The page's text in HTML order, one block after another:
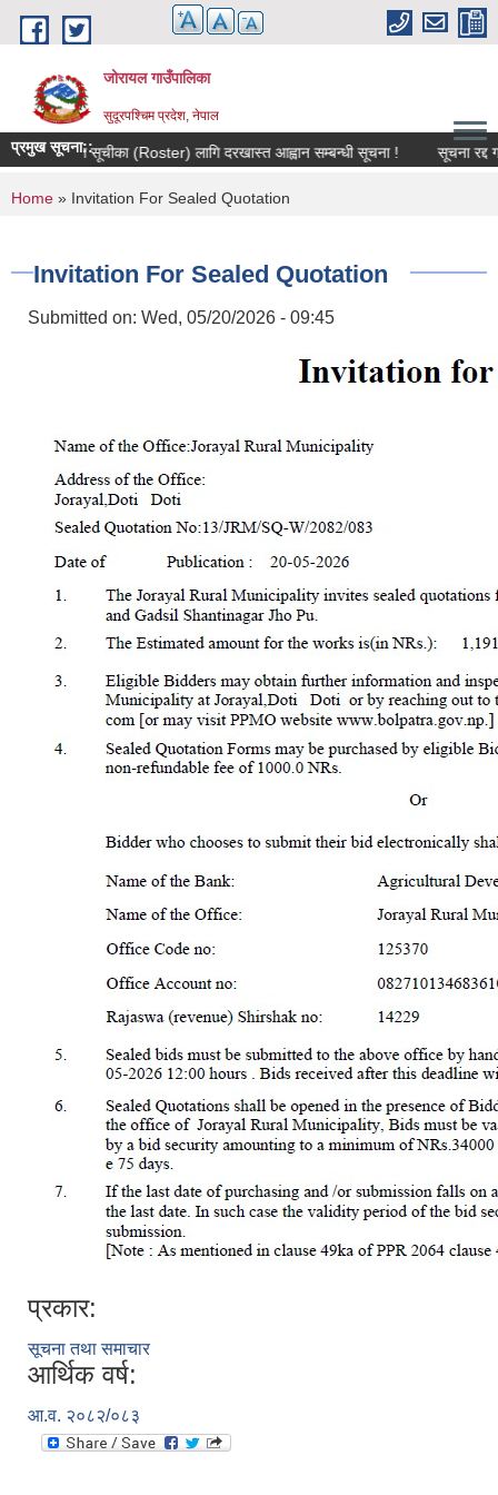
Skip to main content
जोरायल गाउँपालिका
सुदूरपश्चिम प्रदेश, नेपाल
प्रमुख सूचना::
/ विशेषज्ञ सूचीका (Roster) लागि दरखास्त आह्वान सम्बन्धी सूचना ! सूचना रद्द
You are here
Home » Invitation For Sealed Quotation
Invitation For Sealed Quotation
Submitted on: Wed, 05/20/2026 - 09:45
प्रकार:
सूचना तथा समाचार
आर्थिक वर्ष:
आ.व. २०८२/०८३